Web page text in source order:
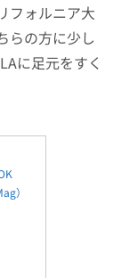
フォルニア大
らの方に少し
に足元をすく
）